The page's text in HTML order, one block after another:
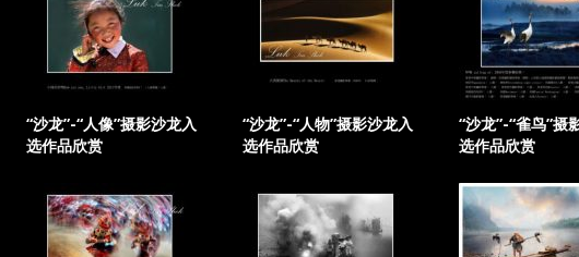
“沙龙”-“人像”摄影沙龙入
选作品欣赏
“沙龙”-“人物”摄影沙龙入
选作品欣赏
“沙龙”-“雀鸟”摄
选作品欣赏